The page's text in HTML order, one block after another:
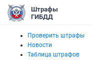
Штрафы
ГИБДД
Проверить штрафы
Новости
Таблица штрафов